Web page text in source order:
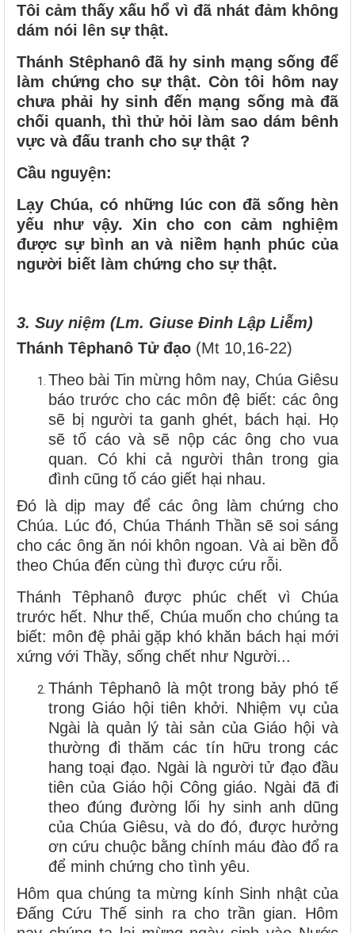
Tôi cảm thấy xấu hổ vì đã nhát đảm không
dám nói lên sự thật.
Thánh Stêphanô đã hy sinh mạng sống để
làm chứng cho sự thật. Còn tôi hôm nay
chưa phải hy sinh đến mạng sống mà đã
chối quanh, thì thử hỏi làm sao dám bênh
vực và đấu tranh cho sự thật ?
Cầu nguyện:
Lạy Chúa, có những lúc con đã sống hèn
yếu như vậy. Xin cho con cảm nghiệm
được sự bình an và niềm hạnh phúc của
người biết làm chứng cho sự thật.
3. Suy niệm (Lm. Giuse Đinh Lập Liễm)
Thánh Têphanô Tử đạo (Mt 10,16-22)
Theo bài Tin mừng hôm nay, Chúa Giêsu
báo trước cho các môn đệ biết: các ông
sẽ bị người ta ganh ghét, bách hại. Họ
sẽ tố cáo và sẽ nộp các ông cho vua
quan. Có khi cả người thân trong gia
đình cũng tố cáo giết hại nhau.
Đó là dịp may để các ông làm chứng cho
Chúa. Lúc đó, Chúa Thánh Thần sẽ soi sáng
cho các ông ăn nói khôn ngoan. Và ai bền đỗ
theo Chúa đến cùng thì được cứu rỗi.
Thánh Têphanô được phúc chết vì Chúa
trước hết. Như thế, Chúa muốn cho chúng ta
biết: môn đệ phải gặp khó khăn bách hại mới
xứng với Thầy, sống chết như Người...
Thánh Têphanô là một trong bảy phó tế
trong Giáo hội tiên khởi. Nhiệm vụ của
Ngài là quản lý tài sản của Giáo hội và
thường đi thăm các tín hữu trong các
hang toại đạo. Ngài là người tử đạo đầu
tiên của Giáo hội Công giáo. Ngài đã đi
theo đúng đường lối hy sinh anh dũng
của Chúa Giêsu, và do đó, được hưởng
ơn cứu chuộc bằng chính máu đào đổ ra
để minh chứng cho tình yêu.
Hôm qua chúng ta mừng kính Sinh nhật của
Đấng Cứu Thế sinh ra cho trần gian. Hôm